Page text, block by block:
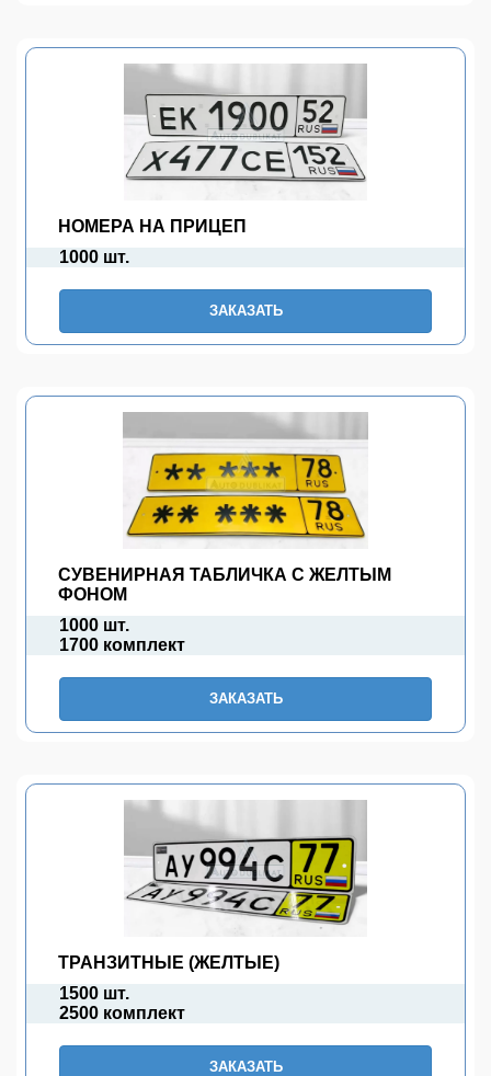
НОМЕРА НА ПРИЦЕП
1000 шт.
ЗАКАЗАТЬ
СУВЕНИРНАЯ ТАБЛИЧКА С ЖЕЛТЫМ
ФОНОМ
1000 шт.
1700 комплект
ЗАКАЗАТЬ
ТРАНЗИТНЫЕ (ЖЕЛТЫЕ)
1500 шт.
2500 комплект
ЗАКАЗАТЬ